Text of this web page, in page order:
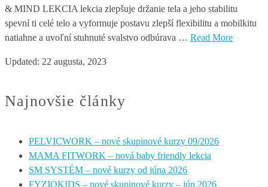
& MIND LEKCIA lekcia zlepšuje držanie tela a jeho stabilitu
spevní ti celé telo a vyformuje postavu zlepší flexibilitu a mobilkitu
natiahne a uvoľní stuhnuté svalstvo odbúrava … Read More
Updated: 22 augusta, 2023
Najnovšie články
PELVICWORK – nové skupinové kurzy 09/2026
MAMA FITWORK – nová baby friendly lekcia
SM SYSTÉM – nové kurzy od júna 2026
FYZIOKIDS – nové skupinové kurzy – jún 2026